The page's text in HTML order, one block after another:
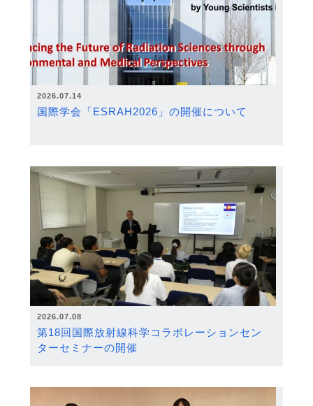
2026.07.14
国際学会「ESRAH2026」の開催について
2026.07.08
第18回国際放射線科学コラボレーションセン
ターセミナーの開催